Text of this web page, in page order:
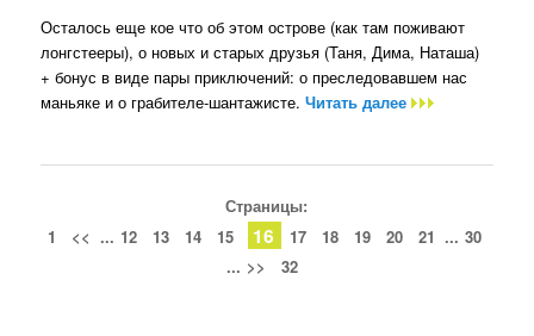
Осталось еще кое что об этом острове (как там поживают
лонгстееры), о новых и старых друзья (Таня, Дима, Наташа)
+ бонус в виде пары приключений: о преследовавшем нас
маньяке и о грабителе-шантажисте.Читать далее
Страницы:
1
<< ... 12 13 14 15 16 17 18 19 20 21 ... 30
... >> 32